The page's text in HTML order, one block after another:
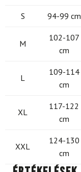
S 94-99 cm
M
102-107
cm
L
109-114
cm
XL
117-122
cm
XXL
124-130
cm